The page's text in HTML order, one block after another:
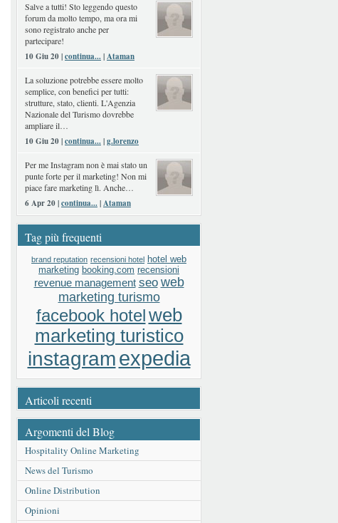
Salve a tutti! Sto leggendo questo
forum da molto tempo, ma ora mi
sono registrato anche per
partecipare!
10 Giu 20 |continua...|Ataman
La soluzione potrebbe essere molto
semplice, con benefici per tutti:
strutture, stato, clienti. L'Agenzia
Nazionale del Turismo dovrebbe
ampliare il…
10 Giu 20 |continua...|g.lorenzo
Per me Instagram non è mai stato un
punte forte per il marketing! Non mi
piace fare marketing lì. Anche…
6 Apr 20 |continua...|Ataman
Tag più frequenti
brand reputation recensioni hotel hotel web
marketing booking.com recensioni
revenue management seo web
marketing turismo
facebook hotelweb
marketing turistico
instagramexpedia
Articoli recenti
Argomenti del Blog
Hospitality Online Marketing
News del Turismo
Online Distribution
Opinioni